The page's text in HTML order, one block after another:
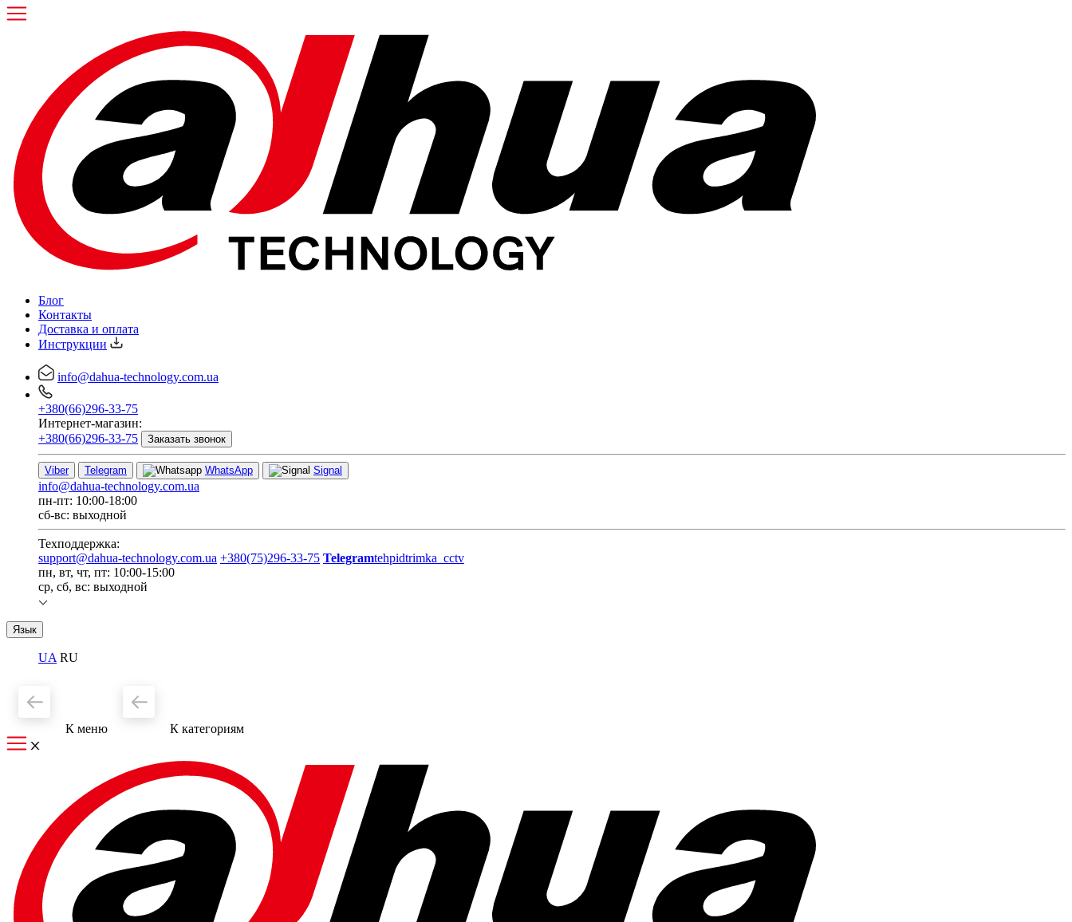
Блог
Контакты
Доставка и оплата
Инструкции
info@dahua-technology.com.ua
+380(66)296-33-75
Интернет-магазин:
+380(66)296-33-75
Заказать звонок
Viber Telegram WhatsApp Signal
info@dahua-technology.com.ua
пн-пт: 10:00-18:00
сб-вс: выходной
Техподдержка:
support@dahua-technology.com.ua +380(75)296-33-75 Telegramtehpidtrimka_cctv
пн, вт, чт, пт: 10:00-15:00
ср, сб, вс: выходной
Язык
UA RU
К меню К категориям